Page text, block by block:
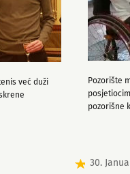
već duži
Pozorište
pozorišne
30.